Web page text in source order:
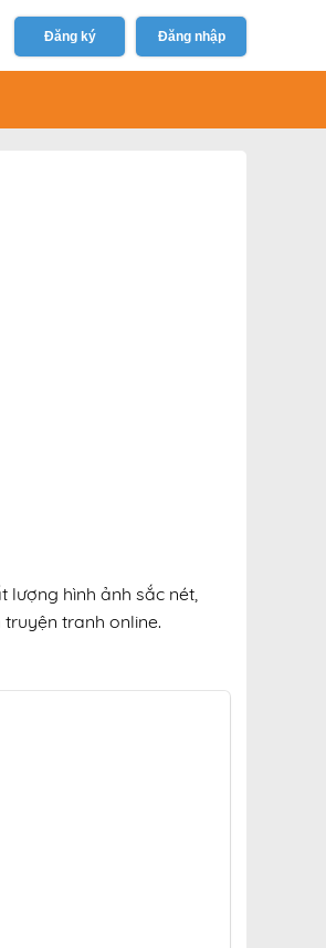
Đăng ký Đăng nhập
lượng hình ảnh sắc nét,
tranh online.